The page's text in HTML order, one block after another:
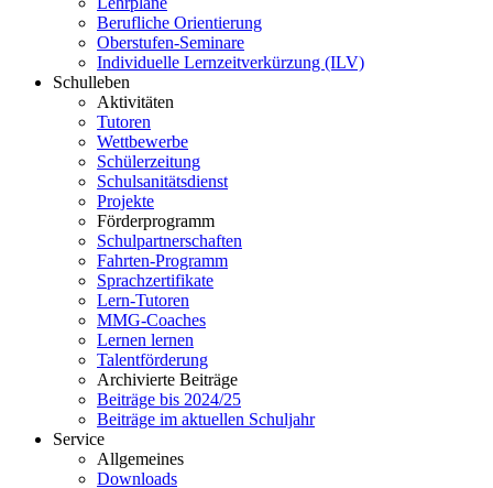
Berufliche Orientierung
Oberstufen-Seminare
Individuelle Lernzeitverkürzung (ILV)
Schulleben
Aktivitäten
Tutoren
Wettbewerbe
Schülerzeitung
Schulsanitätsdienst
Projekte
Förderprogramm
Schulpartnerschaften
Fahrten-Programm
Sprachzertifikate
Lern-Tutoren
MMG-Coaches
Lernen lernen
Talentförderung
Archivierte Beiträge
Beiträge bis 2024/25
Beiträge im aktuellen Schuljahr
Service
Allgemeines
Downloads